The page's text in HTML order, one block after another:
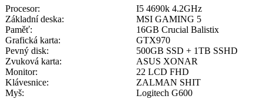
Procesor:
I5 4690k 4.2GHz
Základní deska:
MSI GAMING 5
Paměť:
16GB Crucial Balistix
Grafická karta:
GTX970
Pevný disk:
500GB SSD + 1TB SSHD
Zvuková karta:
ASUS XONAR
Monitor:
22 LCD FHD
Klávesnice:
ZALMAN SHIT
Myš:
Logitech G600